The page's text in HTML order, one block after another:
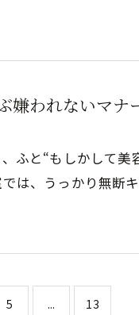
嫌われないマナ
ふと“もしかして
は、うっかり無断
5 ... 13